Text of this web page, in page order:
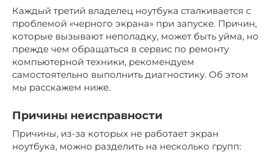
Каждый третий владелец ноутбука сталкивается с
проблемой «черного экрана» при запуске. Причин,
которые вызывают неполадку, может быть уйма, но
прежде чем обращаться в сервис по ремонту
компьютерной техники, рекомендуем
самостоятельно выполнить диагностику. Об этом
мы расскажем ниже.
Причины неисправности
Причины, из-за которых не работает экран
ноутбука, можно разделить на несколько групп: